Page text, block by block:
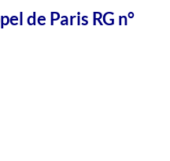
de Paris RG n°